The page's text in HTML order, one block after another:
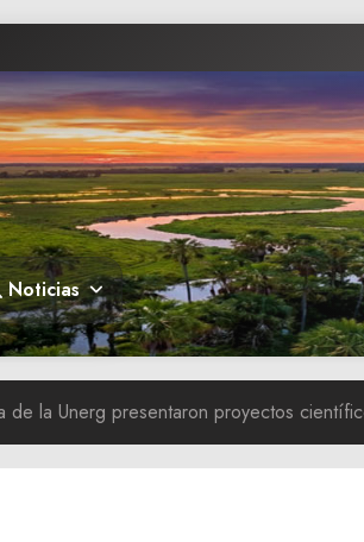
Noticias
de la Unerg presentaron proyectos